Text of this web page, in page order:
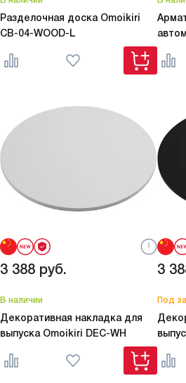
Разделочная доска Omoikiri
CB-04-WOOD-L
3 388 руб.
В наличии
Декоративная накладка для
выпуска Omoikiri DEC-WH
3
Под